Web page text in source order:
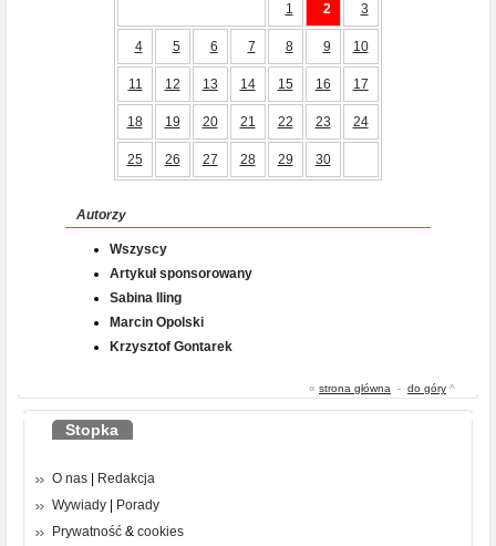
1
2 3
4 5 6 7 8 9 10
11 12 13 14 15 16 17
18 19 20 21 22 23 24
25 26 27 28 29 30
Autorzy
Wszyscy
Artykuł sponsorowany
Sabina Iling
Marcin Opolski
Krzysztof Gontarek
« strona główna - do góry ^
Stopka
O nas
Redakcja
Wywiady
Porady
Prywatność & cookies